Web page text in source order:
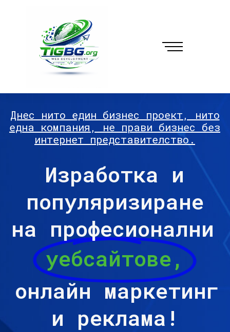
Днес нито един бизнес проект, нито
една компания, не прави бизнес без
интернет представителство.
Изработка и
популяризиране
на професионални
уебсайтове,
онлайн маркетинг
и реклама!